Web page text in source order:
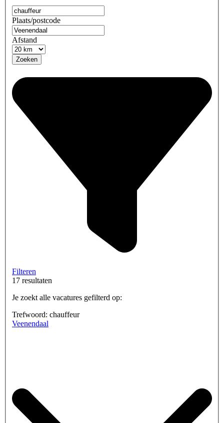
Plaats/postcode
Afstand
Zoeken
Filteren
17 resultaten
Je zoekt alle vacatures gefilterd op:
Trefwoord: chauffeur
Veenendaal